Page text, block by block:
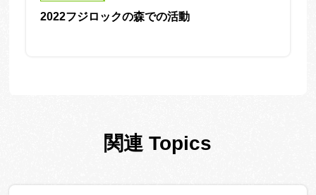
2022フジロックの森での活動
関連 Topics